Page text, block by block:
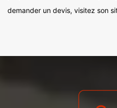
demander un devis, visitez son